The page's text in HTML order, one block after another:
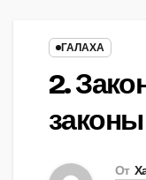
ГАЛАХА
2.
От